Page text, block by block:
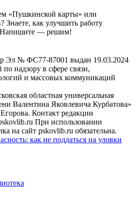
«Пушкинской карты» или
Знаете, как улучшить работу
Напишите — решим!
Эл № ФС77-87001 выдан 19.03.2024
надзору в сфере связи,
и массовых коммуникаций
областная универсальная
Валентина Яковлевича Курбатова»
Контакт редакции
При использовании
на сайт pskovlib.ru обязательна.
как не поддаться на уловки